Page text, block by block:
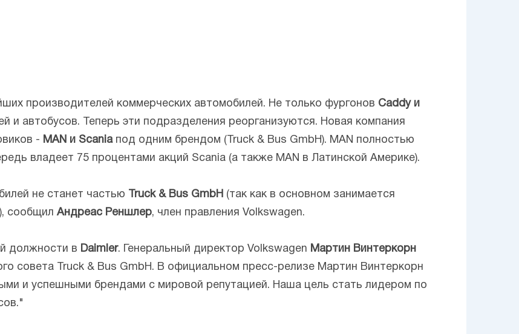
производителей коммерческих автомобилей. Не только фургонов Caddy и
и автобусов. Теперь эти подразделения реорганизуются. Новая компания
- MAN и Scaniaпод одним брендом (Truck & Bus GmbH). MAN полностью
владеет 75 процентами акций Scania (а также MAN в Латинской Америке).
не станет частью Truck & Bus GmbH (так как в основном занимается
сообщил Андреас Реншлер, член правления Volkswagen.
должности в Daimler. Генеральный директор Volkswagen Мартин Винтеркорн
совета Truck & Bus GmbH. В официальном пресс-релизе Мартин Винтеркорн
и успешными брендами с мировой репутацией. Наша цель стать лидером по